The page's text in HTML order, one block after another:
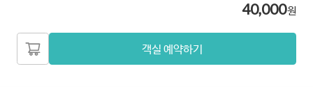
40,000원
객실 예약하기